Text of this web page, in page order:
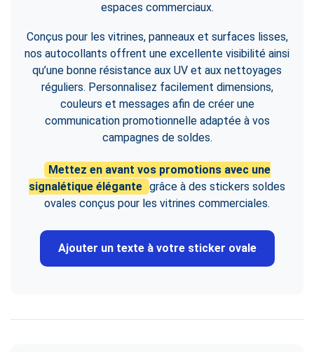
espaces commerciaux.
Conçus pour les vitrines, panneaux et surfaces lisses,
nos autocollants offrent une excellente visibilité ainsi
qu’une bonne résistance aux UV et aux nettoyages
réguliers. Personnalisez facilement dimensions,
couleurs et messages afin de créer une
communication promotionnelle adaptée à vos
campagnes de soldes.
Mettez en avant vos promotions avec une
signalétique élégante grâce à des stickers soldes
ovales conçus pour les vitrines commerciales.
Ajouter un texte à votre sticker ovale